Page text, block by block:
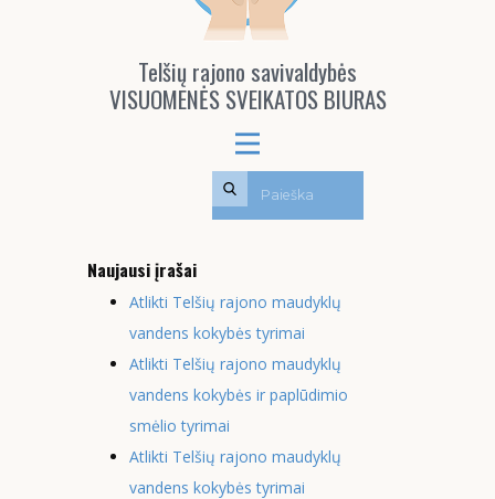
Telšių rajono savivaldybės
VISUOMENĖS SVEIKATOS BIURAS
Naujausi įrašai
Atlikti Telšių rajono maudyklų
vandens kokybės tyrimai
Atlikti Telšių rajono maudyklų
vandens kokybės ir paplūdimio
smėlio tyrimai
Atlikti Telšių rajono maudyklų
vandens kokybės tyrimai